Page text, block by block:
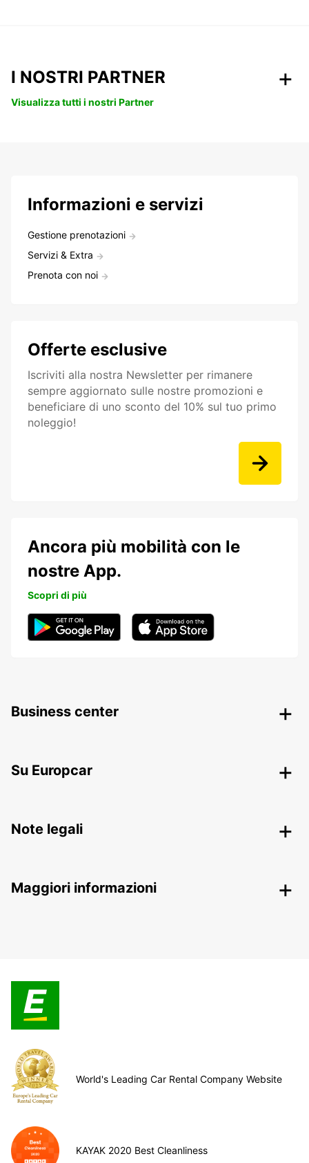
I NOSTRI PARTNER
Visualizza tutti i nostri Partner
Informazioni e servizi
Gestione prenotazioni
Servizi & Extra
Prenota con noi
Offerte esclusive
Iscriviti alla nostra Newsletter per rimanere
sempre aggiornato sulle nostre promozioni e
beneficiare di uno sconto del 10% sul tuo primo
noleggio!
Ancora più mobilità con le
nostre App.
Scopri di più
Business center
Su Europcar
Note legali
Maggiori informazioni
World's Leading Car Rental Company Website
KAYAK 2020 Best Cleanliness